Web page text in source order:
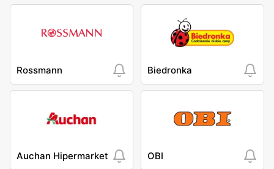
Rossmann Biedronka
Auchan Hipermarket OBI